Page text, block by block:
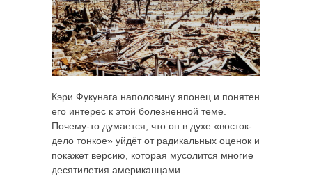
Кэри Фукунага наполовину японец и понятен
его интерес к этой болезненной теме.
Почему-то думается, что он в духе «восток-
дело тонкое» уйдёт от радикальных оценок и
покажет версию, которая мусолится многие
десятилетия американцами.